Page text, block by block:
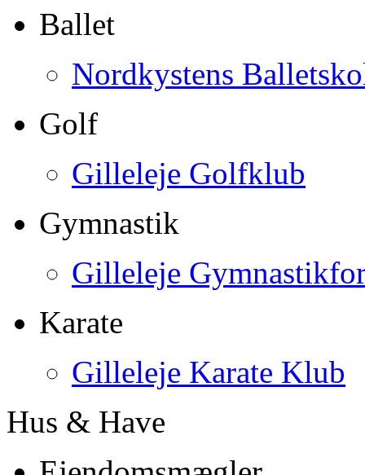
Ballet
Nordkystens
Golf
Gilleleje Golfklub
Gymnastik
Gilleleje
Karate
Gilleleje Karate Klub
Hus & Have